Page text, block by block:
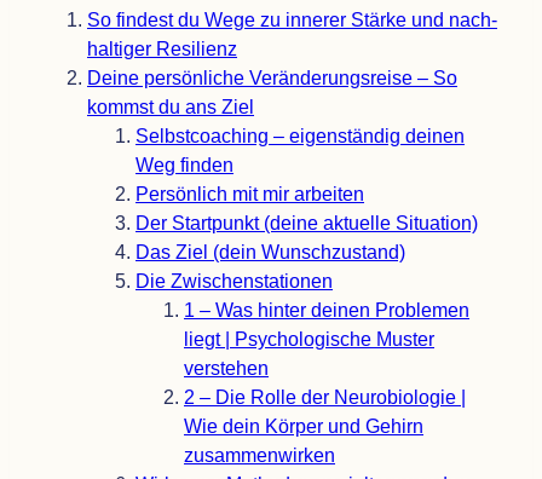
So fin­dest du Wege zu inne­rer Stärke und nach­
hal­ti­ger Resilienz
Deine per­sön­li­che Ver­än­de­rungs­reise – So
kommst du ans Ziel
Selbst­coa­ching – eigen­stän­dig dei­nen
Weg finden
Per­sön­lich mit mir arbeiten
Der Start­punkt (deine aktu­elle Situation)
Das Ziel (dein Wunsch­zu­stand)
Die Zwi­schen­sta­tio­nen
1 – Was hin­ter dei­nen Pro­ble­men
liegt | Psy­cho­lo­gi­sche Mus­ter
verstehen
2 – Die Rolle der Neu­ro­bio­lo­gie |
Wie dein Kör­per und Gehirn
zusammenwirken